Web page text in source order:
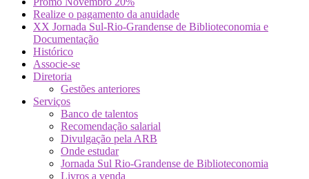
Realize o pagamento da anuidade
XX Jornada Sul-Rio-Grandense de Biblioteconomia e
Documentação
Histórico
Associe-se
Diretoria
Gestões anteriores
Serviços
Banco de talentos
Recomendação salarial
Divulgação pela ARB
Onde estudar
Jornada Sul Rio-Grandense de Biblioteconomia
Livros a venda